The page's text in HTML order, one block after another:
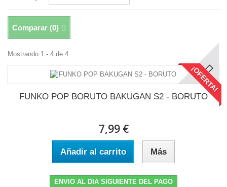
Comparar (0)
Mostrando 1 - 4 de 4
¡OFERTA!
FUNKO POP BORUTO BAKUGAN S2 - BORUTO
7,99 €
Añadir al carrito Más
ENVIO AL DIA SIGUIENTE DEL PAGO